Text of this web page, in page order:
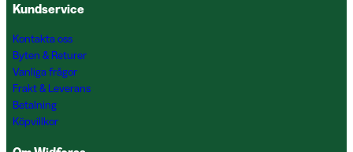
Kundservice
Kontakta oss
Byten & Returer
Vanliga frågor
Frakt & Leverans
Betalning
Köpvillkor